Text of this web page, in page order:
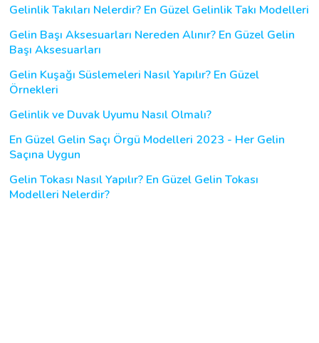
Gelinlik Takıları Nelerdir? En Güzel Gelinlik Takı Modelleri
Gelin Başı Aksesuarları Nereden Alınır? En Güzel Gelin
Başı Aksesuarları
Gelin Kuşağı Süslemeleri Nasıl Yapılır? En Güzel
Örnekleri
Gelinlik ve Duvak Uyumu Nasıl Olmalı?
En Güzel Gelin Saçı Örgü Modelleri 2023 - Her Gelin
Saçına Uygun
Gelin Tokası Nasıl Yapılır? En Güzel Gelin Tokası
Modelleri Nelerdir?